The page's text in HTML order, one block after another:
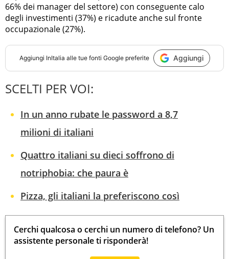
66% dei manager del settore) con conseguente calo
degli investimenti (37%) e ricadute anche sul fronte
occupazionale (27%).
Aggiungi InItalia alle tue fonti Google preferite Aggiungi
SCELTI PER VOI:
In un anno rubate le password a 8,7
milioni di italiani
Quattro italiani su dieci soffrono di
notriphobia: che paura è
Pizza, gli italiani la preferiscono così
Cerchi qualcosa o cerchi un numero di telefono? Un
assistente personale ti risponderà!